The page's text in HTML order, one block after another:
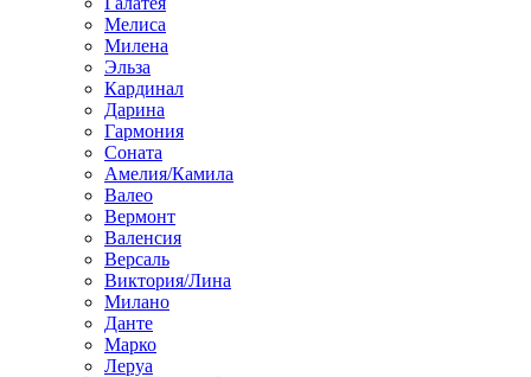
Мелиса
Милена
Эльза
Кардинал
Дарина
Гармония
Соната
Амелия/Камила
Валео
Вермонт
Валенсия
Версаль
Виктория/Лина
Милано
Данте
Марко
Леруа